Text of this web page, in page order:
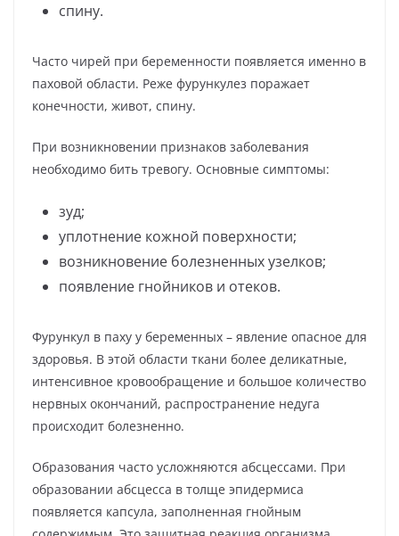
спину.
Часто чирей при беременности появляется именно в
паховой области. Реже фурункулез поражает
конечности, живот, спину.
При возникновении признаков заболевания
необходимо бить тревогу. Основные симптомы:
зуд;
уплотнение кожной поверхности;
возникновение болезненных узелков;
появление гнойников и отеков.
Фурункул в паху у беременных – явление опасное для
здоровья. В этой области ткани более деликатные,
интенсивное кровообращение и большое количество
нервных окончаний, распространение недуга
происходит болезненно.
Образования часто усложняются абсцессами. При
образовании абсцесса в толще эпидермиса
появляется капсула, заполненная гнойным